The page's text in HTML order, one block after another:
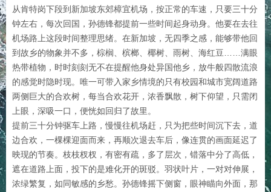
从肯特岗下段到新加坡东郊樟宜机场，按正常的车速，只要三十分
钟左右，每次回国，孙德锋都提前一些时间起身动身。他要在去往
机场路上这段时间整理思绪。在新加坡，无四季之感，能够带他回
到故乡的物象并不多，棕榈、槟榔、椰树、雨树、海红豆……满眼
热带植物，时时刻刻无不在提醒他身处异国他乡，放牛般四散流浪
的感觉时隐时现。唯一可带入家乡情境的只有校园和城市宽阔道路
两侧巨大的合欢树，每当合欢花开，浓香飘散，树下仰望，只需闭
上眼，深吸一口，便恍如回归了故里。
提前三十分钟驱车上路，慢慢往机场赶，只为把些时间沉下去，道
边合欢，一棵棵迎面而来，再顺次退去车后，像连贯的画面延迟了
映现的节奏。枝枝杈杈，有密有疏，多了层次，错落中分了高低，
遮在道路上面，投下的是难化开的斑驳。羽状叶片，一对对伸展，
浓绿繁复，如同敏感的乡愁。孙德锋摇下侧窗，眼神瞄向外面，那